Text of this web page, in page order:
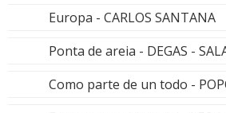
Europa - CARLOS SANTANA
Ponta de areia - DEGAS -
Como parte de un todo -